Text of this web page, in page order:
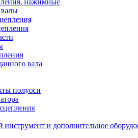
нажимные
вала
полуоси
инструмент и дополнительное